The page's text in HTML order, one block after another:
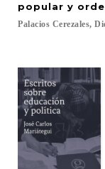
popular y
Palacios Cerezales,